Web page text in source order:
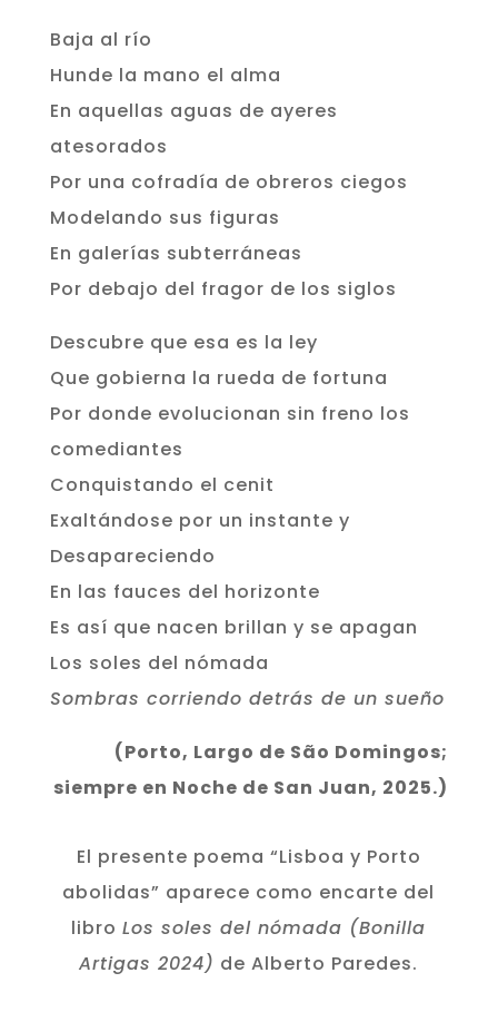
Baja al río
Hunde la mano el alma
En aquellas aguas de ayeres
atesorados
Por una cofradía de obreros ciegos
Modelando sus figuras
En galerías subterráneas
Por debajo del fragor de los siglos
Descubre que esa es la ley
Que gobierna la rueda de fortuna
Por donde evolucionan sin freno los
comediantes
Conquistando el cenit
Exaltándose por un instante y
Desapareciendo
En las fauces del horizonte
Es así que nacen brillan y se apagan
Los soles del nómada
Sombras corriendo detrás de un sueño
(Porto, Largo de São Domingos;
siempre en Noche de San Juan, 2025.)
El presente poema “Lisboa y Porto
abolidas” aparece como encarte del
libroLos soles del nómada (Bonilla
Artigas 2024) de Alberto Paredes.